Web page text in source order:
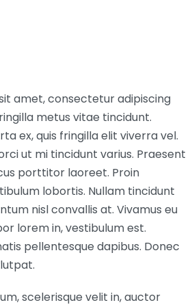
amet, consectetur adipiscing
metus vitae tincidunt.
ex, quis fringilla elit viverra vel.
ut mi tincidunt varius. Praesent
porttitor laoreet. Proin
lobortis. Nullam tincidunt
nisl convallis at. Vivamus eu
lorem in, vestibulum est.
pellentesque dapibus. Donec
scelerisque velit in, auctor